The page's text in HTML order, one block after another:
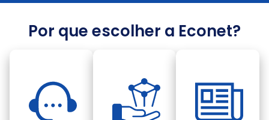
Por que escolher a Econet?